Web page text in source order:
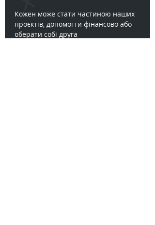
Кожен може стати частиною наших
проєктів, допомогти фінансово або
оберати собі друга